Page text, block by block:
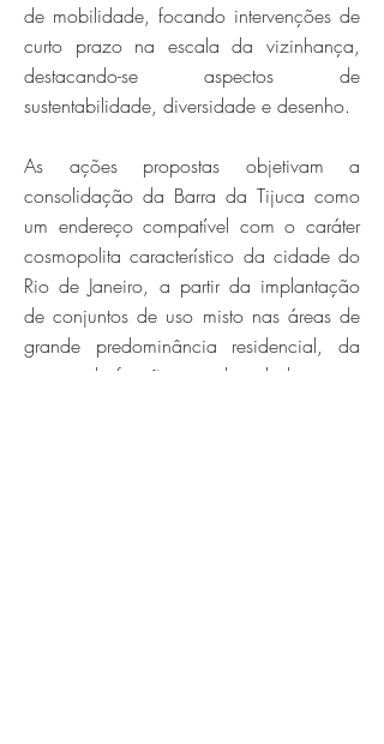
de mobilidade, focando intervenções de
curto prazo na escala da vizinhança,
destacando-se aspectos de
sustentabilidade, diversidade e desenho.
As ações propostas objetivam a
consolidação da Barra da Tijuca como
um endereço compatível com o caráter
cosmopolita característico da cidade do
Rio de Janeiro, a partir da implantação
de conjuntos de uso misto nas áreas de
grande predominância residencial, da
mistura de funções, renda, idade, uso e